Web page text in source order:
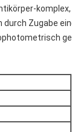
durch Zugabe